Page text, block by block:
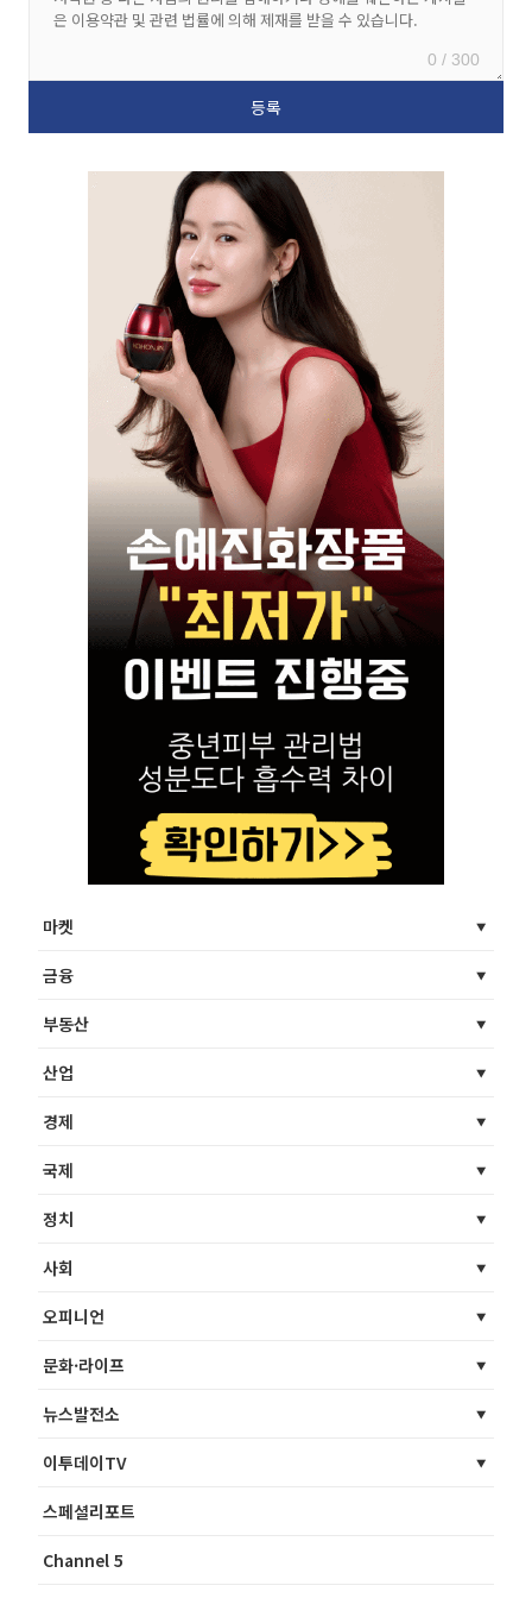
0 / 300
마켓
금융
부동산
산업
경제
국제
정치
사회
오피니언
문화·라이프
뉴스발전소
이투데이TV
스페셜리포트
Channel 5